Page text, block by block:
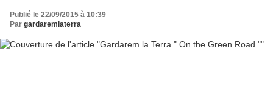
Publié le 22/09/2015 à 10:39
Par gardaremlaterra